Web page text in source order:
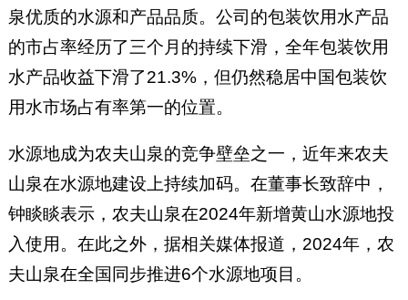
泉优质的水源和产品品质。公司的包装饮用水产品
的市占率经历了三个月的持续下滑，全年包装饮用
水产品收益下滑了21.3%，但仍然稳居中国包装饮
用水市场占有率第一的位置。
水源地成为农夫山泉的竞争壁垒之一，近年来农夫
山泉在水源地建设上持续加码。在董事长致辞中，
钟睒睒表示，农夫山泉在2024年新增黄山水源地投
入使用。在此之外，据相关媒体报道，2024年，农
夫山泉在全国同步推进6个水源地项目。